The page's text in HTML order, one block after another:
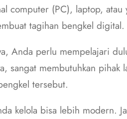
computer (PC), laptop, atau
tagihan bengkel digital.
Anda perlu mempelajari
sangat membutuhkan pihak
tersebut.
kelola bisa lebih modern.